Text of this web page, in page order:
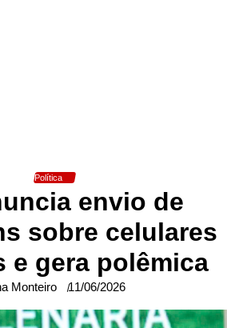
Política
envio de
sobre celulares
e gera polêmica
Monteiro 11/06/2026